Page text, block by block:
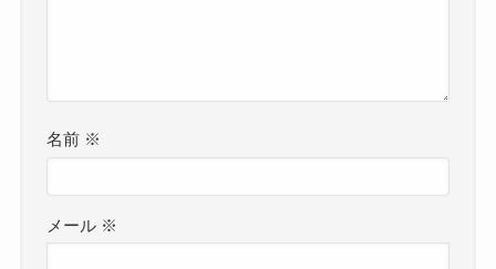
名前 ※
メール ※